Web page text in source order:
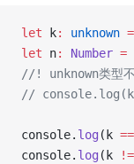
let k: unknown =
let n: Number =
//! unknown类型不
//
console. log (k
console. log (k